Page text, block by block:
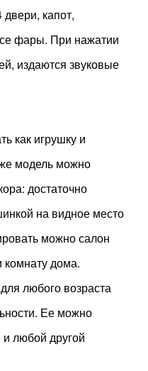
капот,
фары. При нажатии
издаются звуковые
как игрушку и
модель можно
достаточно
на видное место
можно салон
дома.
любого возраста
Ее можно
любой другой